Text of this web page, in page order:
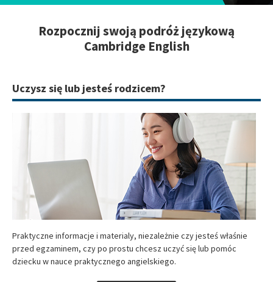
Rozpocznij swoją podróż językową
Cambridge English
Uczysz się lub jesteś rodzicem?
Praktyczne informacje i materialy, niezależnie czy jesteś właśnie
przed egzaminem, czy po prostu chcesz uczyć się lub pomóc
dziecku w nauce praktycznego angielskiego.